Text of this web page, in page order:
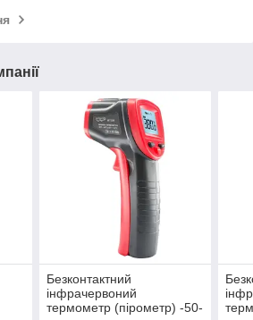
Безконтактний
інфрачервоний
термометр (пірометр) -50-